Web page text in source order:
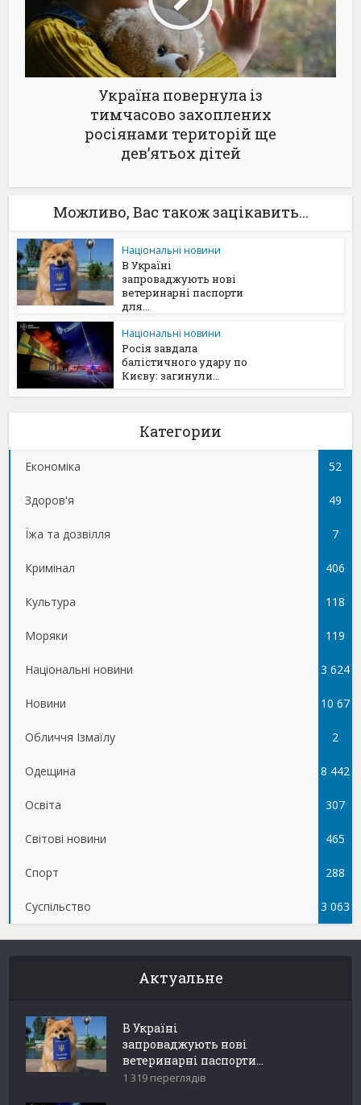
Україна повернула із
тимчасово захоплених
росіянами територій ще
дев’ятьох дітей
Можливо, Вас також зацікавить...
Національні новини
В Україні
запроваджують нові
ветеринарні паспорти
для...
Національні новини
Росія завдала
балістичного удару по
Києву: загинули...
Категории
Економіка 52
Здоров'я 49
Їжа та дозвілля 7
Кримінал 406
Культура 118
Моряки 119
Національні новини 3 624
Новини 10 67
5
Обличчя Ізмаїлу 2
Одещина 8 442
Освіта 307
Світові новини 465
Спорт 288
Суспільство 3 063
Актуальне
В Україні
запроваджують нові
ветеринарні паспорти...
1 319 переглядів